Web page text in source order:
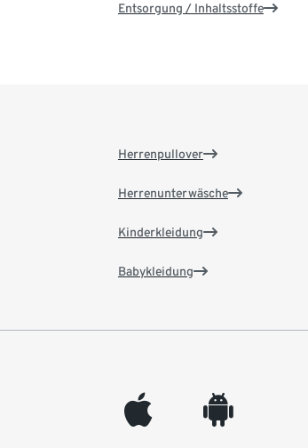
Entsorgung / Inhaltsstoffe
Herrenpullover
Herrenunterwäsche
Kinderkleidung
Babykleidung
appleinc android